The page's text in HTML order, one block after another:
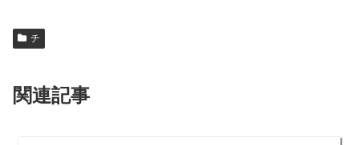
チ
関連記事